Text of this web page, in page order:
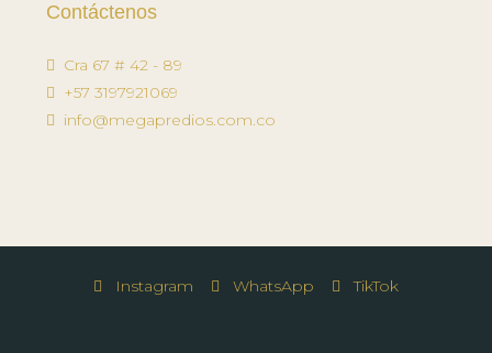
Contáctenos
Cra 67 # 42 - 89
+57 3197921069
info@megapredios.com.co
Instagram WhatsApp TikTok